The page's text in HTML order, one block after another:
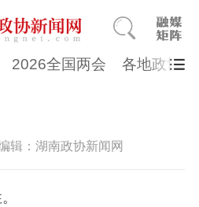
2026全国两会 各地政协
辑：湖南政协新闻网